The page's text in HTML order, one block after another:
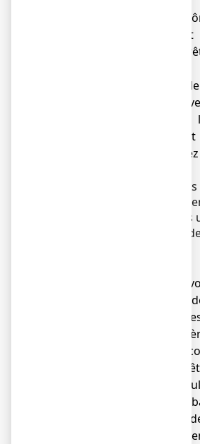
● Lorsque vos
gastro-œsophagien
disparu, vous devez
● Si vos symptômes
œsophagien
s'améliorent pas
médicament
consécutifs, vous
Si vous avez des
de longue date, qui
fréquemment, même
avec ce médicament, vous
● Vous pouvez prendre
n'importe quel moment
pendant ou en dehors
● Avalez vos gélules
verre d'eau. Les gélules
contenu ne doivent pas
croqués. En effet, les
des granules dont
médicament de l'acidité
est important de ne pas